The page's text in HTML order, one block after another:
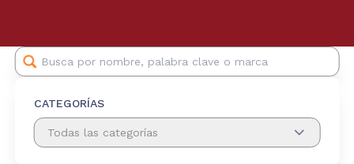
CATEGORÍAS
Todas las categorías